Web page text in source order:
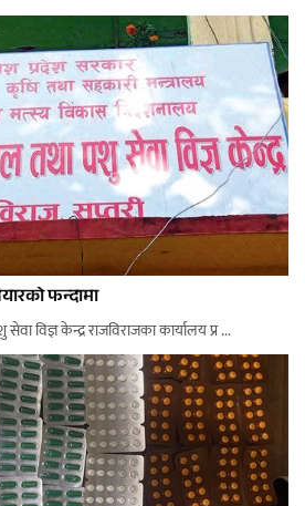
फन्दामा
विज्ञ केन्द्र राजविराजका कार्यालय प्र ...